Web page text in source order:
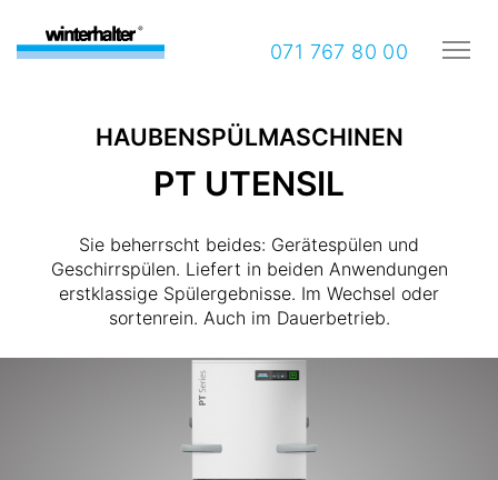
071 767 80 00
HAUBENSPÜLMASCHINEN
PT UTENSIL
Sie beherrscht beides: Gerätespülen und
Geschirrspülen. Liefert in beiden Anwendungen
erstklassige Spülergebnisse. Im Wechsel oder
sortenrein. Auch im Dauerbetrieb.